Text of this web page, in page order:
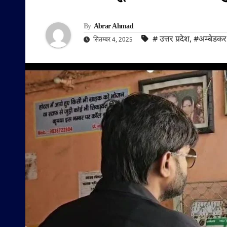
By Abrar Ahmad
सितम्बर 4, 2025 #‌ उत्तर प्रदेश,